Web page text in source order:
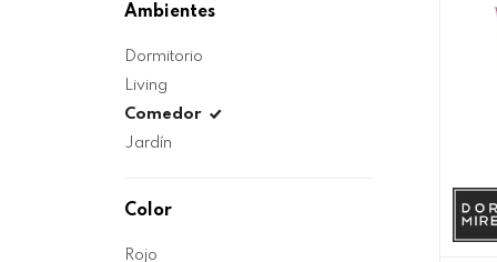
Ambientes
Dormitorio
Living
Comedor
Jardín
Color
Rojo